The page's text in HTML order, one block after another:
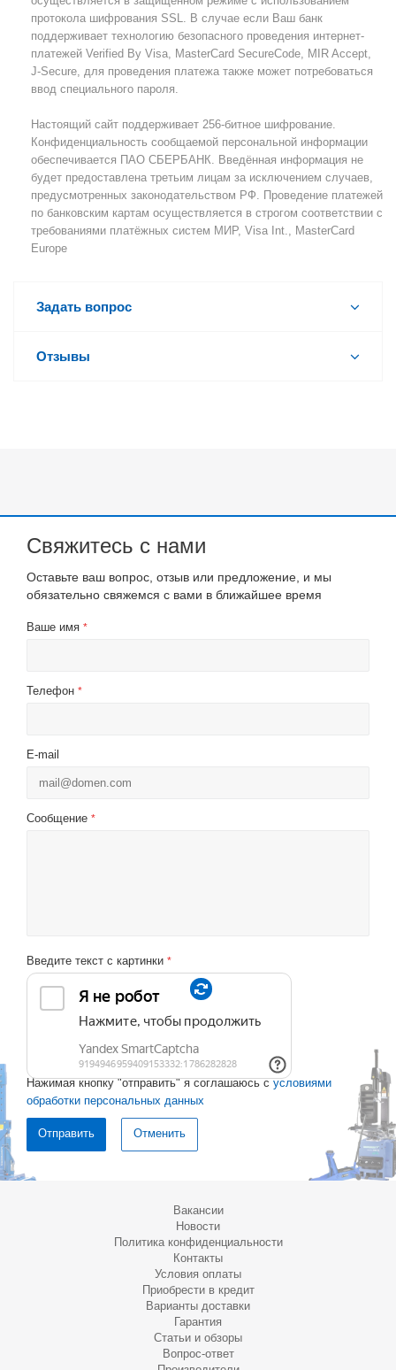
протокола шифрования SSL. В случае если Ваш банк
поддерживает технологию безопасного проведения интернет-
платежей Verified By Visa, MasterCard SecureCode, MIR Accept,
J-Secure, для проведения платежа также может потребоваться
ввод специального пароля.
Настоящий сайт поддерживает 256-битное шифрование.
Конфиденциальность сообщаемой персональной информации
обеспечивается ПАО СБЕРБАНК. Введённая информация не
будет предоставлена третьим лицам за исключением случаев,
предусмотренных законодательством РФ. Проведение платежей
по банковским картам осуществляется в строгом соответствии с
требованиями платёжных систем МИР, Visa Int., MasterCard
Europe
Задать вопрос
Отзывы
Свяжитесь с нами
Оставьте ваш вопрос, отзыв или предложение, и мы
обязательно свяжемся с вами в ближайшее время
Ваше имя *
Телефон *
E-mail
Сообщение *
Введите текст с картинки *
Нажимая кнопку "отправить" я соглашаюсь с условиями
обработки персональных данных
Отменить
Вакансии
Новости
Политика конфиденциальности
Контакты
Условия оплаты
Приобрести в кредит
Варианты доставки
Гарантия
Статьи и обзоры
Вопрос-ответ